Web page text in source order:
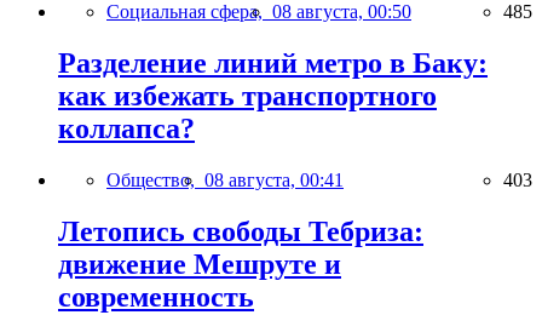
Социальная сфера, 08 августа, 00:50 485
Разделение линий метро в Баку:
как избежать транспортного
коллапса?
Общество, 08 августа, 00:41 403
Летопись свободы Тебриза:
движение Мешруте и
современность